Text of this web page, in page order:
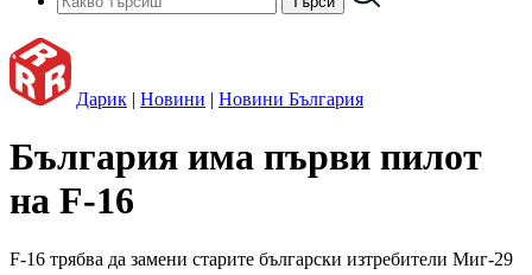
Дарик | Новини | Новини България
България има първи пилот
на F-16
F-16 трябва да замени старите български изтребители Миг-29